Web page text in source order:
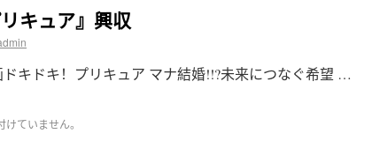
キュア』興収
ドキドキ！プリキュア マナ結婚!!?未来につなぐ希望 …
ていません。